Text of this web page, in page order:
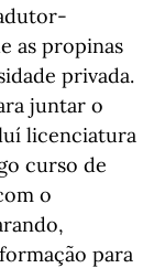
as propinas
privada.
juntar o
licenciatura
curso de
o
para